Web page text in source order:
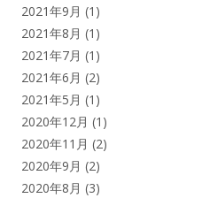
2021年9月 (1)
2021年8月 (1)
2021年7月 (1)
2021年6月 (2)
2021年5月 (1)
2020年12月 (1)
2020年11月 (2)
2020年9月 (2)
2020年8月 (3)